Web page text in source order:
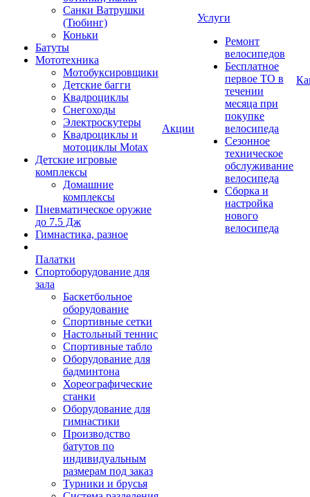
Санки Ватрушки
(Тюбинг)
Коньки
Батуты
Мототехника
Мотобуксировщики
Детские багги
Квадроциклы
Снегоходы
Электроскутеры
Квадроциклы и
мотоциклы Motax
Детские игровые
комплексы
Домашние
комплексы
Пневматическое оружие
до 7.5 Дж
Гимнастика, разное
Палатки
Спортоборудование для
зала
Баскетбольное
оборудование
Спортивные сетки
Настольный теннис
Спортивные табло
Оборудование для
бадминтона
Хореографические
станки
Оборудование для
гимнастики
Производство
батутов по
индивидуальным
размерам под заказ
Турники и брусья
Акции
Услуги
Ремонт
велосипедов
Бесплатное
первое ТО в
течении
месяца при
покупке
велосипеда
Сезонное
техническое
обслуживание
велосипеда
Сборка и
настройка
нового
велосипеда